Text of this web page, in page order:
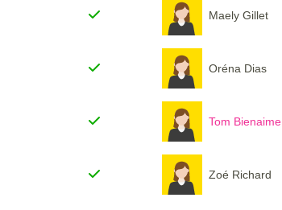
Maely Gillet
Oréna Dias
Tom Bienaime
Zoé Richard